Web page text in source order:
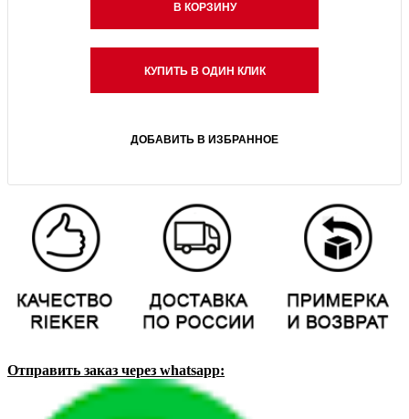
В КОРЗИНУ
КУПИТЬ В ОДИН КЛИК
ДОБАВИТЬ В ИЗБРАННОЕ
Отправить заказ через whatsapp: